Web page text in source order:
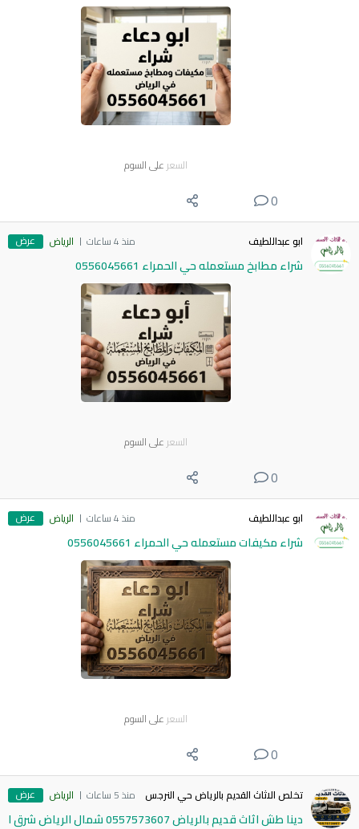
السعر على السوم
0
ابو عبداللطيف منذ 4 ساعات الرياض عرض
شراء مطابخ مستعمله حي الحمراء 0556045661
السعر على السوم
0
ابو عبداللطيف منذ 4 ساعات الرياض عرض
شراء مكيفات مستعمله حي الحمراء 0556045661
السعر على السوم
0
تخلص الاثاث القديم بالرياض حي النرجس منذ 5 ساعات الرياض عرض
دينا طش اثاث قديم بالرياض 0557573607 شمال الرياض شرق ا